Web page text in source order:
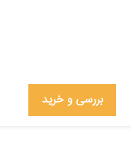
بررسی و خرید